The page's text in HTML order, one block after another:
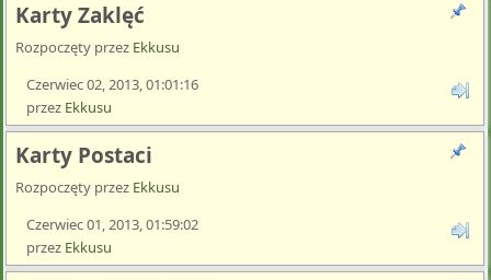
Karty Zaklęć
Rozpoczęty przez Ekkusu
Czerwiec 02, 2013, 01:01:16
przez Ekkusu
Karty Postaci
Rozpoczęty przez Ekkusu
Czerwiec 01, 2013, 01:59:02
przez Ekkusu